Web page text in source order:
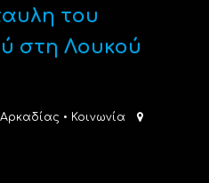
του
στη Λουκού
• Κοινωνία